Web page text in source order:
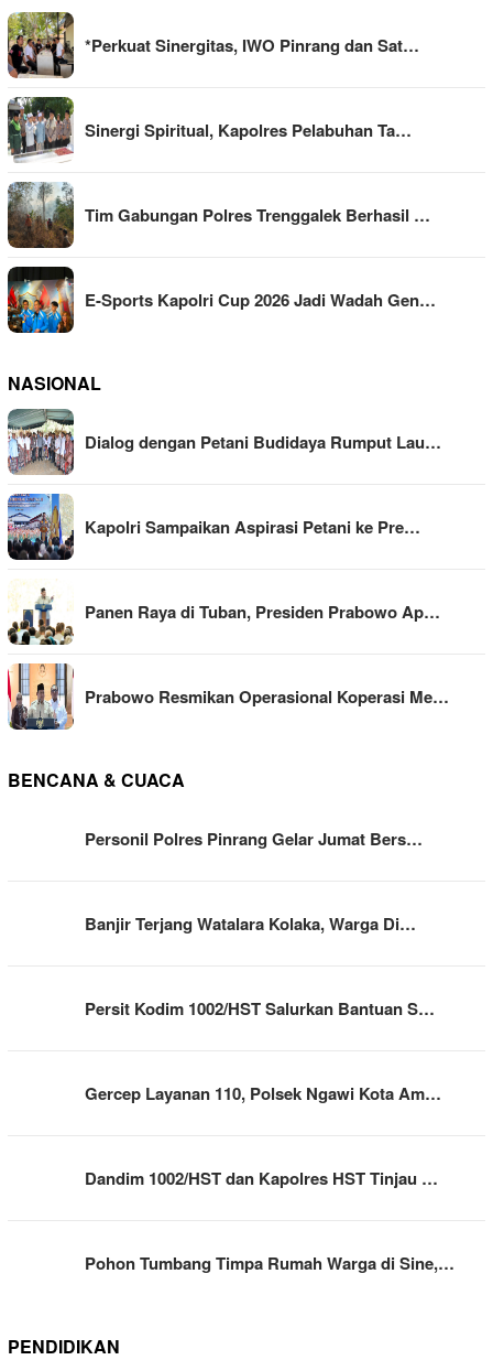
*Perkuat Sinergitas, IWO Pinrang dan Sat…
Sinergi Spiritual, Kapolres Pelabuhan Ta…
Tim Gabungan Polres Trenggalek Berhasil …
E-Sports Kapolri Cup 2026 Jadi Wadah Gen…
NASIONAL
Dialog dengan Petani Budidaya Rumput Lau…
Kapolri Sampaikan Aspirasi Petani ke Pre…
Panen Raya di Tuban, Presiden Prabowo Ap…
Prabowo Resmikan Operasional Koperasi Me…
BENCANA & CUACA
Personil Polres Pinrang Gelar Jumat Bers…
Banjir Terjang Watalara Kolaka, Warga Di…
Persit Kodim 1002/HST Salurkan Bantuan S…
Gercep Layanan 110, Polsek Ngawi Kota Am…
Dandim 1002/HST dan Kapolres HST Tinjau …
Pohon Tumbang Timpa Rumah Warga di Sine,…
PENDIDIKAN